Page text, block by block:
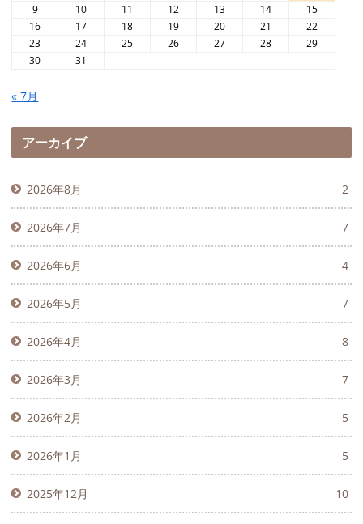
9
10 11 12 13 14
15
16
17 18 19 20 21
22
23
24 25 26 27 28
29
30
31
« 7月
アーカイブ
2026年8月 2
2026年7月 7
2026年6月 4
2026年5月 7
2026年4月 8
2026年3月 7
2026年2月 5
2026年1月 5
2025年12月 10